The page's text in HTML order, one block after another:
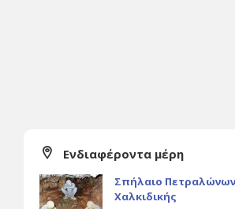
Ενδιαφέροντα μέρη
Σπήλαιο Πετραλώνων
Χαλκιδικής